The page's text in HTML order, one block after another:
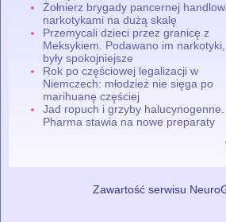
Żołnierz brygady pancernej
narkotykami na dużą skalę
Przemycali dzieci przez granicę z
Meksykiem. Podawano im
były spokojniejsze
Rok po częściowej legalizacji w
Niemczech: młodzież nie sięga po
marihuanę częściej
Jad ropuch i grzyby halucynogenne.
Pharma stawia na nowe preparaty
Zawartość serwisu